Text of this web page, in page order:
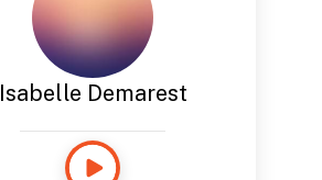
Isabelle Demarest